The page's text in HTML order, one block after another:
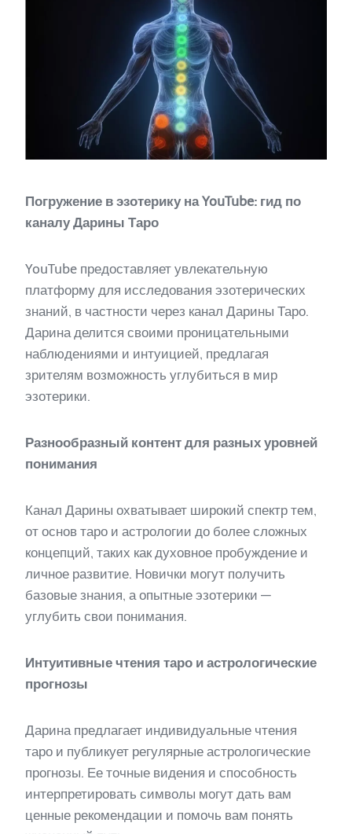
Погружение в эзотерику на YouTube: гид по
каналу Дарины Таро
YouTube предоставляет увлекательную
платформу для исследования эзотерических
знаний, в частности через канал Дарины Таро.
Дарина делится своими проницательными
наблюдениями и интуицией, предлагая
зрителям возможность углубиться в мир
эзотерики.
Разнообразный контент для разных уровней
понимания
Канал Дарины охватывает широкий спектр тем,
от основ таро и астрологии до более сложных
концепций, таких как духовное пробуждение и
личное развитие. Новички могут получить
базовые знания, а опытные эзотерики —
углубить свои понимания.
Интуитивные чтения таро и астрологические
прогнозы
Дарина предлагает индивидуальные чтения
таро и публикует регулярные астрологические
прогнозы. Ее точные видения и способность
интерпретировать символы могут дать вам
ценные рекомендации и помочь вам понять